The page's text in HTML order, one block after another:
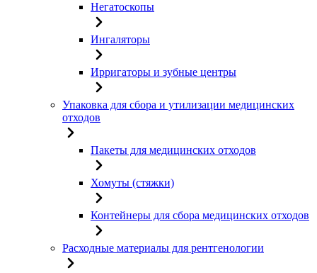
Негатоскопы
Ингаляторы
Ирригаторы и зубные центры
Упаковка для сбора и утилизации медицинских
отходов
Пакеты для медицинских отходов
Хомуты (стяжки)
Контейнеры для сбора медицинских отходов
Расходные материалы для рентгенологии